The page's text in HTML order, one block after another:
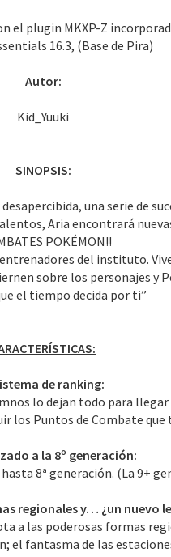
el plugin MKXP-Z
16.3, (Base de Pira)
Autor:
Kid_Yuuki
SINOPSIS:
una serie de
Aria encontrará
POKÉMON!!
del instituto.
sobre los personajes y
el tiempo decida por ti”
de ranking:
lo dejan todo para
los Puntos de Combate que
a la 8º generación:
8ª generación. (La 9+
regionales y… ¿un nuevo
a las poderosas formas
el fantasma de las